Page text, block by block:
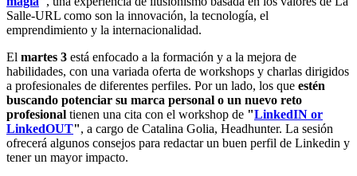
Salle-URL como son la innovación, la tecnología, el
emprendimiento y la internacionalidad.
El martes 3 está enfocado a la formación y a la mejora de
habilidades, con una variada oferta de workshops y charlas dirigidos
a profesionales de diferentes perfiles. Por un lado, los que estén
buscando potenciar su marca personal o un nuevo reto
profesional tienen una cita con el workshop de "LinkedIN or
LinkedOUT", a cargo de Catalina Golia, Headhunter. La sesión
ofrecerá algunos consejos para redactar un buen perfil de Linkedin y
tener un mayor impacto.